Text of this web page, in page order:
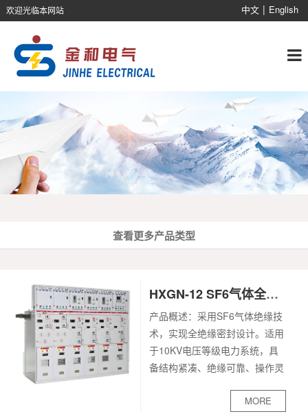
欢迎光临本网站 中文 | English
查看更多产品类型
HXGN-12 SF6气体全绝缘10KV环网柜
产品概述：采用SF6气体绝缘技
术，实现全绝缘密封设计。适用
于10KV电压等级电力系统，具
备结构紧凑、绝缘可靠、操作灵
于变电站、工矿企业等场景，保
MORE